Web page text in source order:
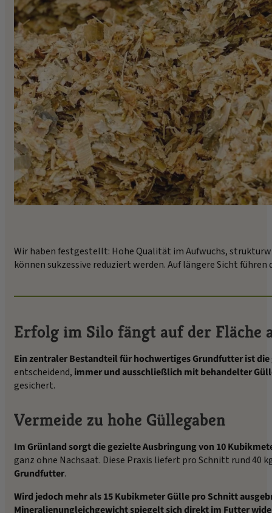
Wir haben festgestellt: Hohe Qualität im Aufwuchs,
können sukzessive reduziert werden. Auf längere Sicht
Erfolg im Silo fängt auf der Fläche
Ein zentraler Bestandteil für hochwertiges Grundfutter ist
entscheidend, immer und ausschließlich mit behandelter
gesichert.
Vermeide zu hohe Güllegaben
Im Grünland sorgt die gezielte Ausbringung von 10
ganz ohne Nachsaat. Diese Praxis liefert pro Schnitt rund 40
Grundfutter.
Wird jedoch mehr als 15 Kubikmeter Gülle pro Schnitt
Mineralienungleichgewicht spiegelt sich direkt im Futter